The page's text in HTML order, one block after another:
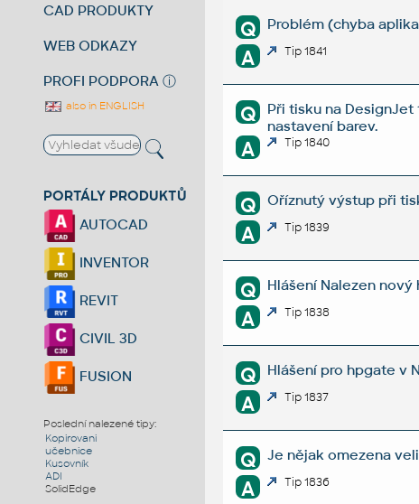
CAD PRODUKTY
WEB ODKAZY
PROFI PODPORA ⓘ
also in ENGLISH
PORTÁLY PRODUKTŮ
AUTOCAD
INVENTOR
REVIT
CIVIL 3D
FUSION
Poslední nalezené tipy:
Kopirovani
učebnice
Kusovník
ADI
SolidEdge
Q Problém (chyba
A Tip 1841
Q
Při tisku na
nastavení barev.
A Tip 1840
Q Oříznutý výstup při
A Tip 1839
Q Hlášení Nalezen
A Tip 1838
Q Hlášení pro hpgate v
A Tip 1837
Q Je nějak omezena
A Tip 1836